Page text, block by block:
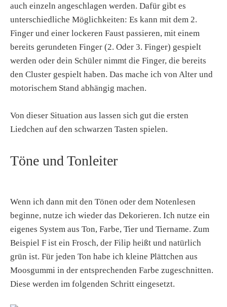
auch einzeln angeschlagen werden. Dafür gibt es
unterschiedliche Möglichkeiten: Es kann mit dem 2.
Finger und einer lockeren Faust passieren, mit einem
bereits gerundeten Finger (2. Oder 3. Finger) gespielt
werden oder dein Schüler nimmt die Finger, die bereits
den Cluster gespielt haben. Das mache ich von Alter und
motorischem Stand abhängig machen.
Von dieser Situation aus lassen sich gut die ersten
Liedchen auf den schwarzen Tasten spielen.
Töne und Tonleiter
Wenn ich dann mit den Tönen oder dem Notenlesen
beginne, nutze ich wieder das Dekorieren. Ich nutze ein
eigenes System aus Ton, Farbe, Tier und Tiername. Zum
Beispiel F ist ein Frosch, der Filip heißt und natürlich
grün ist. Für jeden Ton habe ich kleine Plättchen aus
Moosgummi in der entsprechenden Farbe zugeschnitten.
Diese werden im folgenden Schritt eingesetzt.